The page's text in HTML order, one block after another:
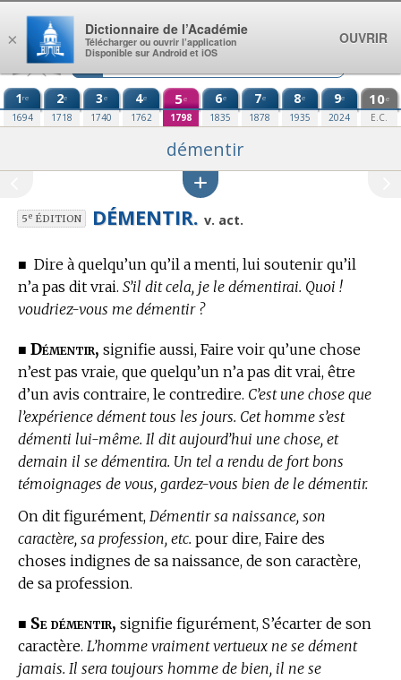
Aller au contenu
1re
1694
2e
1718
3e
1740
4e
1762
5e
1798
6e
1835
7e
1878
8e
1935
9e
2024
10e
E.C.
démentir
5eÉDITION DÉMENTIR. v. act.
■ Dire à quelqu’un qu’il a menti, lui soutenir qu’il
n’a pas dit vrai. S’il dit cela, je le démentirai. Quoi !
voudriez-vous me démentir ?
■ Démentir, signifie aussi, Faire voir qu’une chose
n’est pas vraie, que quelqu’un n’a pas dit vrai, être
d’un avis contraire, le contredire. C’est une chose que
l’expérience dément tous les jours. Cet homme s’est
démenti lui-même. Il dit aujourd’hui une chose, et
demain il se démentira. Un tel a rendu de fort bons
témoignages de vous, gardez-vous bien de le démentir.
On dit figurément, Démentir sa naissance, son
caractère, sa profession, etc. pour dire, Faire des
choses indignes de sa naissance, de son caractère,
de sa profession.
■ Se démentir, signifie figurément, S’écarter de son
caractère. L’homme vraiment vertueux ne se dément
jamais. Il sera toujours homme de bien, il ne se
×
Dictionnaire de l’Académie
Télécharger ou ouvrir l’application
Disponible sur Android et iOS
OUVRIR